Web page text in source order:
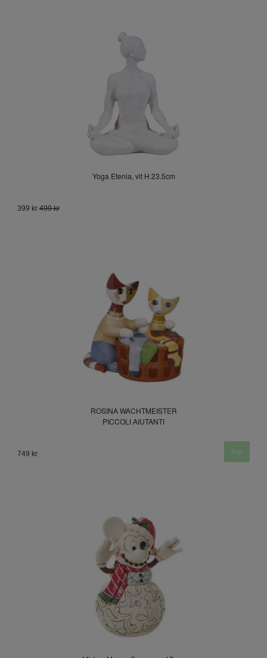
Yoga Etenia, vit H.23.5cm
399 kr 499 kr
ROSINA WACHTMEISTER
PICCOLI AIUTANTI
749 kr